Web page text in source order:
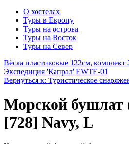
О хостелах
Туры в Европу
Туры на острова
Туры на Восток
Туры на Север
Вёсла пластиковые 122см, комплект
Экспедиция 'Капрал' EWTE-01
Вернуться к: Туристическое
Морской бушлат
[728] Navy, L